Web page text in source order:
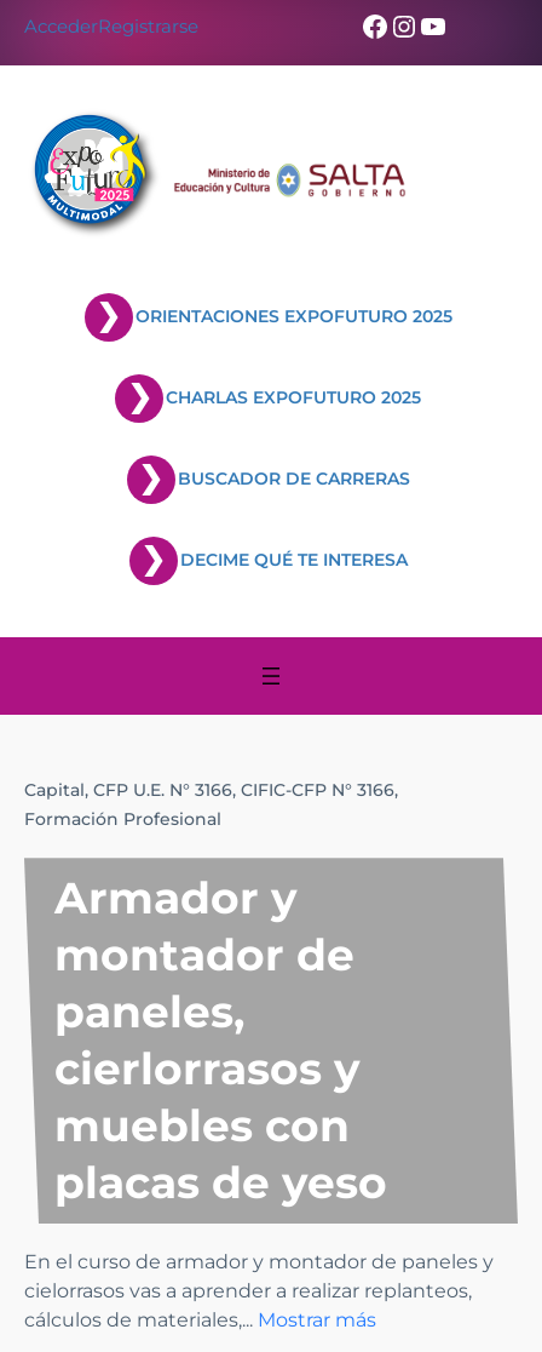
AccederRegistrarse Facebook
Instagram
YouTube
ORIENTACIONES EXPOFUTURO 2025
CHARLAS EXPOFUTURO 2025
BUSCADOR DE CARRERAS
DECIME QUÉ TE INTERESA
Capital, CFP U.E. N° 3166, CIFIC-CFP N° 3166,
Formación Profesional
Armador y
montador de
paneles,
cierlorrasos y
muebles con
placas de yeso
En el curso de armador y montador de paneles y
cielorrasos vas a aprender a realizar replanteos,
cálculos de materiales,... Mostrar más